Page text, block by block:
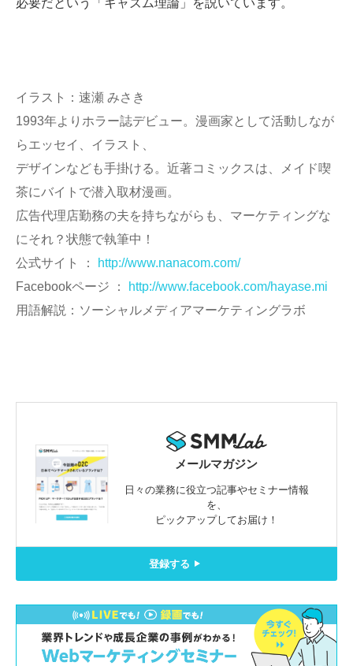
必要だという「キャズム理論」を説いています。
イラスト：速瀬 みさき
1993年よりホラー誌デビュー。漫画家として活動しなが
らエッセイ、イラスト、
デザインなども手掛ける。近著コミックスは、メイド喫
茶にバイトで潜入取材漫画。
広告代理店勤務の夫を持ちながらも、マーケティングな
にそれ？状態で執筆中！
公式サイト ：
http://www.nanacom.com/
Facebookページ ：
http://www.facebook.com/hayase.mi
用語解説：ソーシャルメディアマーケティングラボ
メールマガジン
日々の業務に役立つ記事やセミナー情報
を、
ピックアップしてお届け！
登録する